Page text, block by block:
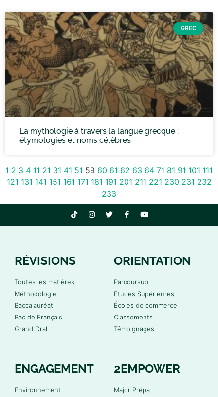
GREC
La mythologie à travers la langue grecque :
étymologies et noms célèbres
1 2 3 4 11 21 31 41 51 59 60 61 62 63 64 71 81 91 101 111
121 131 141 151 161 171 181 191 201 211 221 230 231 232
233
RÉVISIONS
Toutes les matières
Méthodologie
Baccalauréat
Bac de Français
Grand Oral
ORIENTATION
Parcoursup
Études Supérieures
Écoles de commerce
Classements
Témoignages
ENGAGEMENT
Environnement
2EMPOWER
Major Prépa